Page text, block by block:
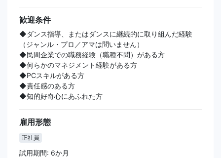
歓迎条件
◆ダンス指導、またはダンスに継続的に取り組んだ経験
（ジャンル・プロ／アマは問いません）
◆民間企業での職務経験（職種不問）がある方
◆何らかのマネジメント経験がある方
◆PCスキルがある方
◆責任感のある方
◆知的好奇心にあふれた方
雇用形態
正社員
試用期間: 6か月